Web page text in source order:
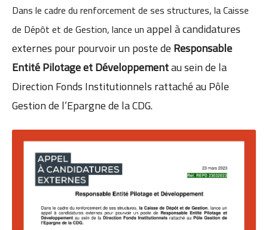
Dans le cadre du renforcement de ses structures, la Caisse
de Dépôt et de Gestion, lance unappel à candidatures
externes pour pourvoir un poste deResponsable
Entité Pilotage etDéveloppementau sein de la
Direction Fonds Institutionnels rattaché au Pôle
Gestion de l’Epargne de la CDG.